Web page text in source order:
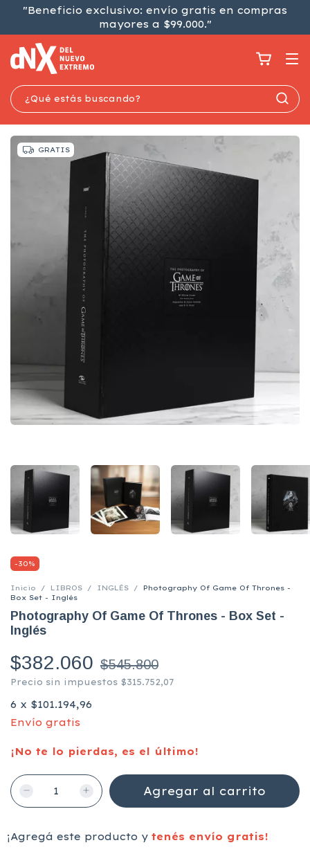
"Beneficio exclusivo: envío gratis en compras
mayores a $99.000."
GRATIS
-30%
Inicio / LIBROS / INGLÉS /
Photography Of Game Of Thrones -
Box Set - Inglés
Photography Of Game Of Thrones - Box Set -
Inglés
$382.060 $545.800
Precio sin impuestos $315.752,07
6 x $101.194,96
Envío gratis
¡No te lo pierdas, es el último!
¡Agregá este producto y tenés envío gratis!